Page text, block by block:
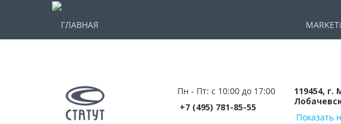
ГЛАВНАЯ
Пн - Пт: с 10:00 до 17:00
+7 (495) 781-85-55
119454, г.
Показать